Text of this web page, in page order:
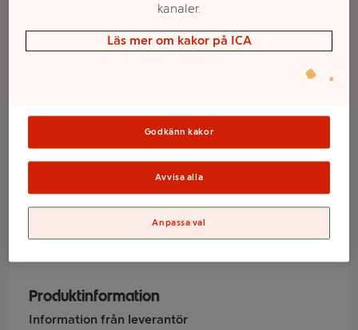
Påskhare LTD
100g Marabou
Produktinformation
Information från leverantör
kanaler.
Läs mer om kakor på ICA
Godkänn kakor
Avvisa alla
Anpassa val